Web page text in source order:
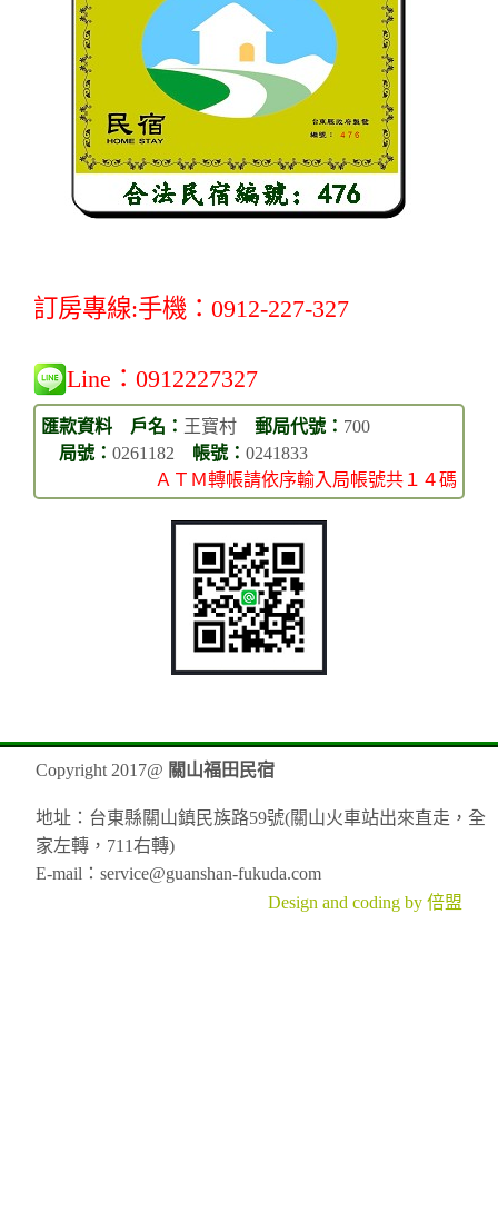
訂房專線:手機：0912-227-327
Line： 0912227327
匯款資料 戶名： 王寶村 郵局代號： 700
局號： 0261182 帳號： 0241833
ＡＴＭ轉帳請依序輸入局帳號共１４碼
Copyright 2017@ 關山福田民宿
地址：台東縣關山鎮民族路59號(關山火車站出來直走，全
家左轉，711右轉)
E-mail：service@guanshan-fukuda.com
Design and coding by 倍盟